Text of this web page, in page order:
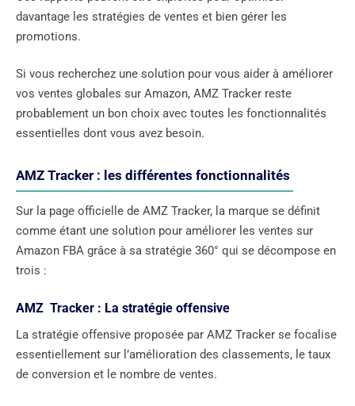
davantage les stratégies de ventes et bien gérer les
promotions.
Si vous recherchez une solution pour vous aider à améliorer
vos ventes globales sur Amazon, AMZ Tracker reste
probablement un bon choix avec toutes les fonctionnalités
essentielles dont vous avez besoin.
AMZ Tracker : les différentes fonctionnalités
Sur la page officielle de AMZ Tracker, la marque se définit
comme étant une solution pour améliorer les ventes sur
Amazon FBA grâce à sa stratégie 360° qui se décompose en
trois :
AMZ Tracker : La stratégie offensive
La stratégie offensive proposée par AMZ Tracker se focalise
essentiellement sur l’amélioration des classements, le taux
de conversion et le nombre de ventes.